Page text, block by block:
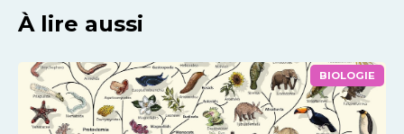
À lire aussi
BIOLOGIE